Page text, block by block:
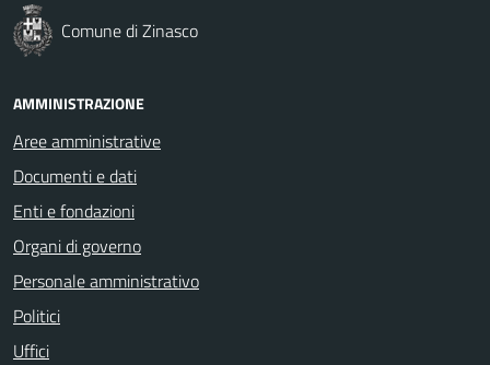
Comune di Zinasco
AMMINISTRAZIONE
Aree amministrative
Documenti e dati
Enti e fondazioni
Organi di governo
Personale amministrativo
Politici
Uffici